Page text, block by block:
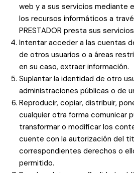
web y a sus servicios mediante
los recursos informáticos a
PRESTADOR presta sus
Intentar acceder a las cuentas
de otros usuarios o a áreas
en su caso, extraer información.
Suplantar la identidad de otro
administraciones públicas o de
Reproducir, copiar, distribuir,
cualquier otra forma comunicar
transformar o modificar los
cuente con la autorización del
correspondientes derechos o
permitido.